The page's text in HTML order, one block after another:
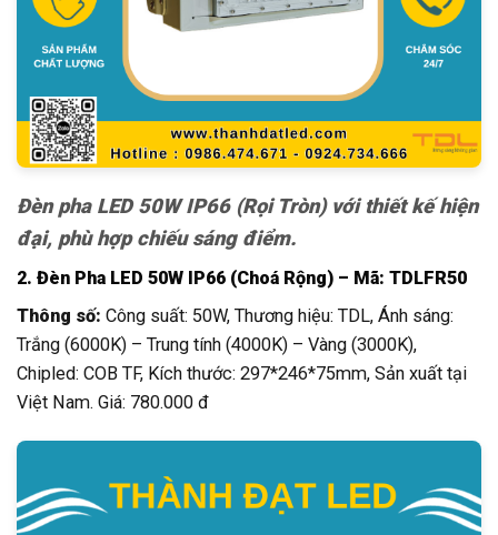
Đèn pha LED 50W IP66 (Rọi Tròn) với thiết kế hiện
đại, phù hợp chiếu sáng điểm.
2. Đèn Pha LED 50W IP66 (Choá Rộng) – Mã: TDLFR50
Thông số: Công suất: 50W, Thương hiệu: TDL, Ánh sáng:
Trắng (6000K) – Trung tính (4000K) – Vàng (3000K),
Chipled: COB TF, Kích thước: 297*246*75mm, Sản xuất tại
Việt Nam. Giá: 780.000 đ